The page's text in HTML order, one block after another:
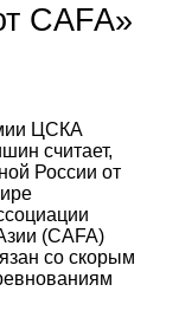
CAFA»
ЦСКА
считает,
России от
(CAFA)
со скорым